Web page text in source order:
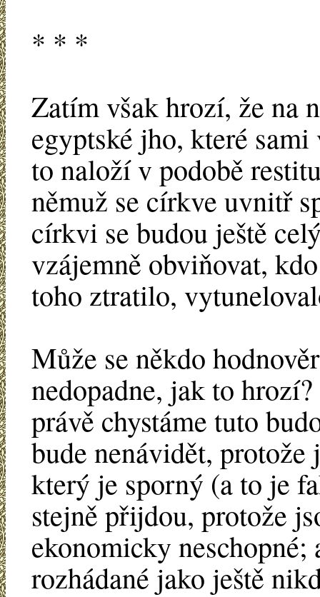
* * *
Zatím však hrozí, že na
egyptské jho, které
to naloží v podobě
němuž se církve uvnitř
církvi se budou ještě
vzájemně obviňovat,
toho ztratilo,
Může se někdo
nedopadne, jak to
právě chystáme tuto
bude nenávidět,
který je sporný (a to je
stejně přijdou, protože
ekonomicky
rozhádané jako ještě